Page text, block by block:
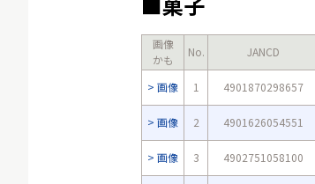
画像
かも
No. JANCD
画像 1 4901870298657
画像 2 4901626054551
画像 3 4902751058100